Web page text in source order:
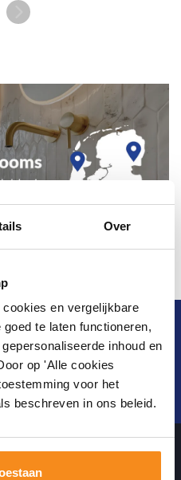
Over
en vergelijkbare
te laten functioneren,
inhoud en
op 'Alle cookies
voor het
beschreven in ons beleid.
laatste nieuws en
Verstuur